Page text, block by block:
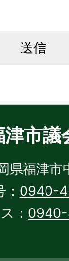
津市議
県福津市
0940-
：